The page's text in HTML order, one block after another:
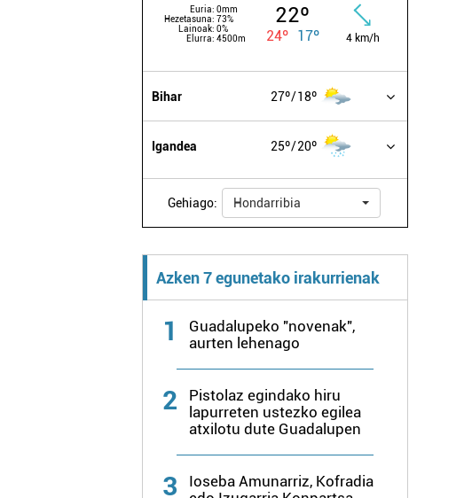
Euria: 0mm
Hezetasuna: 73%
Lainoak: 0%
Elurra: 4500m
22º
24º 17º 4 km/h
Bihar 27º 18º
Igandea 25º 20º
Gehiago: Hondarribia
Azken 7 egunetako irakurrienak
1
Guadalupeko "novenak",
aurten lehenago
2
Pistolaz egindako hiru
lapurreten ustezko egilea
atxilotu dute Guadalupen
3
Ioseba Amunarriz, Kofradia